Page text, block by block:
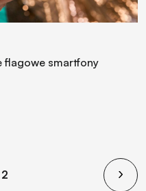
flagowe smartfony
2